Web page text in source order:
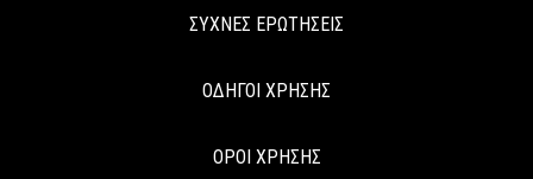
ΣΥΧΝΕΣ ΕΡΩΤΗΣΕΙΣ
ΟΔΗΓΟΙ ΧΡΗΣΗΣ
ΟΡΟΙ ΧΡΗΣΗΣ